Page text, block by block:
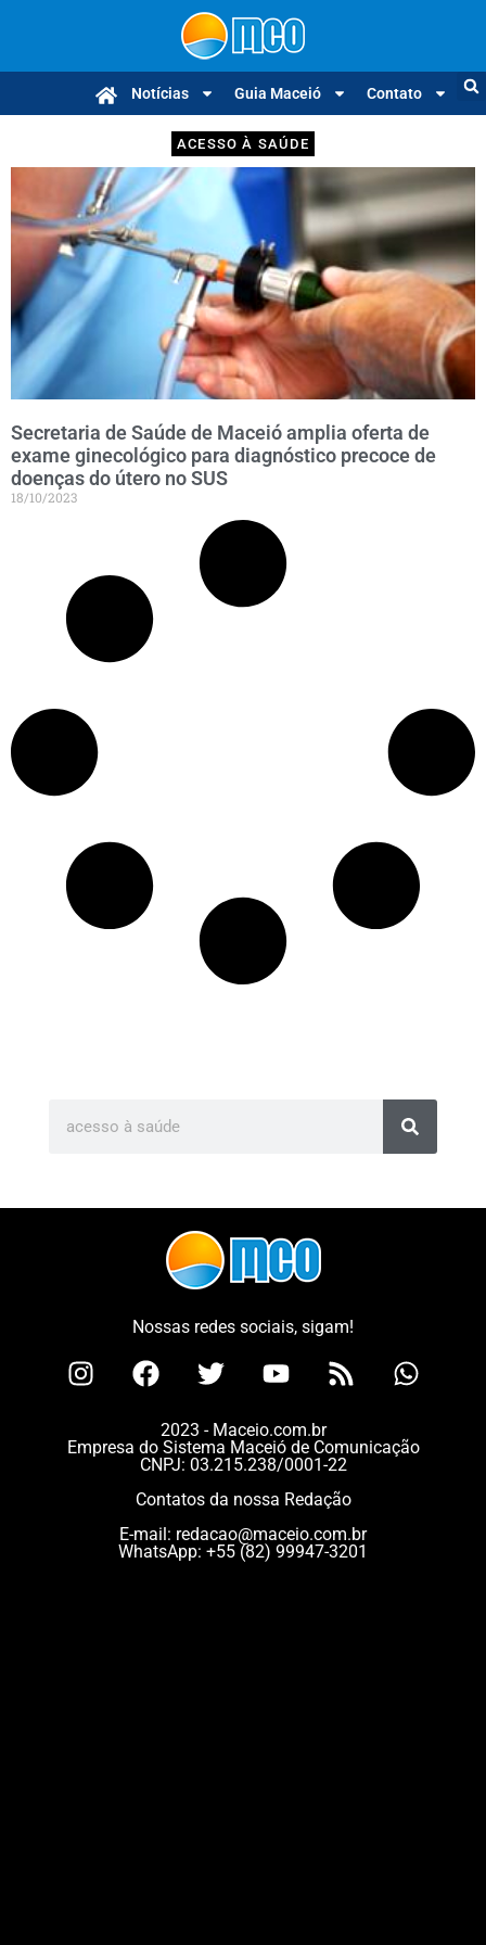
Notícias Guia Maceió Contato
ACESSO À SAÚDE
Secretaria de Saúde de Maceió amplia oferta de
exame ginecológico para diagnóstico precoce de
doenças do útero no SUS
18/10/2023
Nossas redes sociais, sigam!
2023 - Maceio.com.br
Empresa do Sistema Maceió de Comunicação
CNPJ: 03.215.238/0001-22
Contatos da nossa Redação
E-mail: redacao@maceio.com.br
WhatsApp: +55 (82) 99947-3201